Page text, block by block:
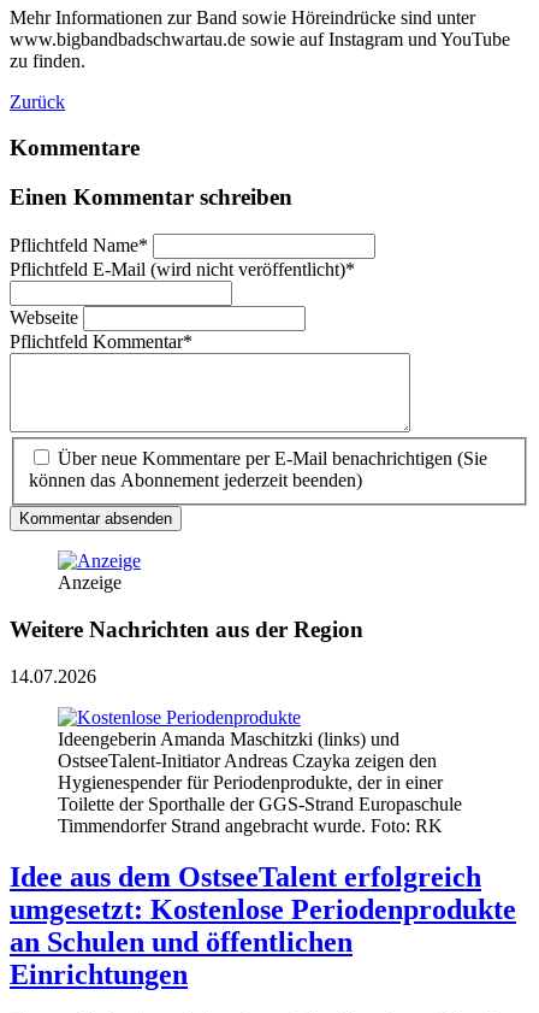
Mehr Informationen zur Band sowie Höreindrücke sind unter
www.bigbandbadschwartau.de sowie auf Instagram und YouTube
zu finden.
Zurück
Kommentare
Einen Kommentar schreiben
Pflichtfeld Name*
Pflichtfeld E-Mail (wird nicht veröffentlicht)*
Webseite
Pflichtfeld Kommentar*
Über neue Kommentare per E-Mail benachrichtigen (Sie
können das Abonnement jederzeit beenden)
Kommentar absenden
Anzeige
Weitere Nachrichten aus der Region
14.07.2026
Ideengeberin Amanda Maschitzki (links) und
OstseeTalent-Initiator Andreas Czayka zeigen den
Hygienespender für Periodenprodukte, der in einer
Toilette der Sporthalle der GGS-Strand Europaschule
Timmendorfer Strand angebracht wurde. Foto: RK
Idee aus dem OstseeTalent erfolgreich
umgesetzt: Kostenlose Periodenprodukte
an Schulen und öffentlichen
Einrichtungen